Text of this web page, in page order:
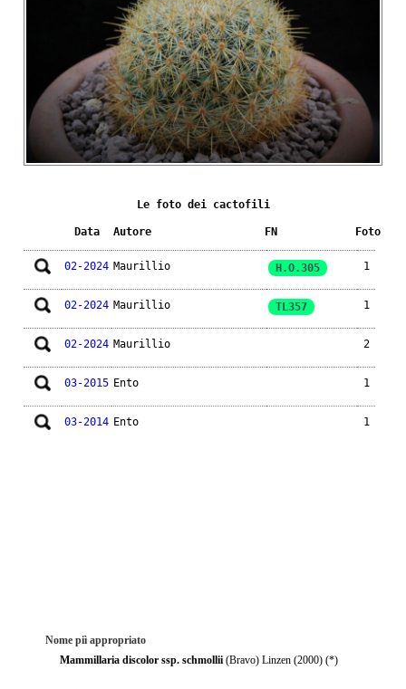
Le foto dei cactofili
Data Autore FN Foto
02-2024 Maurillio H.O.305 1
02-2024 Maurillio TL357 1
02-2024 Maurillio 2
03-2015 Ento 1
03-2014 Ento 1
Nome piì appropriato
Mammillaria discolor ssp. schmollii (Bravo) Linzen (2000) (*)